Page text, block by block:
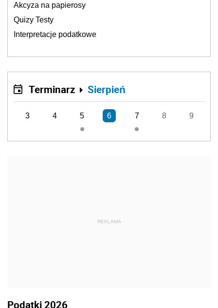
Akcyza na papierosy
Quizy Testy
Interpretacje podatkowe
Terminarz Sierpień
3 4 5 6 7 8 9
REKLAMA
Podatki 2026